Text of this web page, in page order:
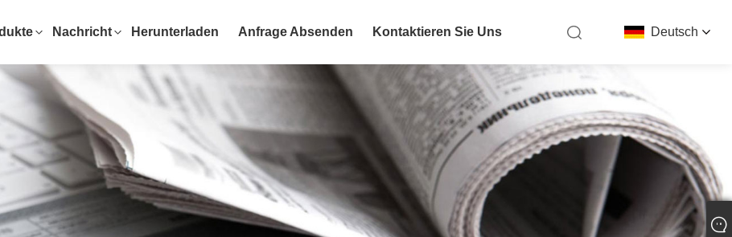
Deutsch
Nachricht Herunterladen Anfrage Absenden Kontaktieren Sie Uns